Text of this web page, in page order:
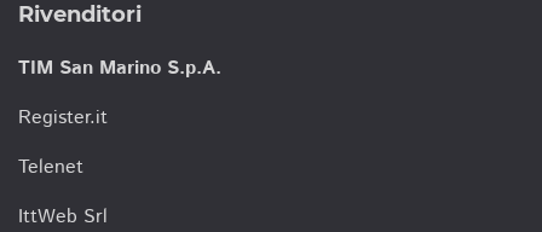
Rivenditori
TIM San Marino S.p.A.
Register.it
Telenet
IttWeb Srl